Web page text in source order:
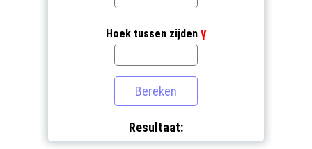
Hoek tussen zijden γ
Resultaat: